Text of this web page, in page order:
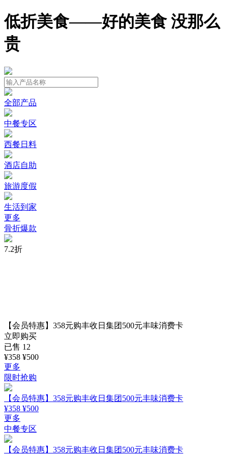
低折美食——好的美食 没那么
贵
全部产品
中餐专区
西餐日料
酒店自助
旅游度假
生活到家
更多
骨折爆款
7.2折
【会员特惠】358元购丰收日集团500元丰味消费卡
立即购买
已售 12
¥358 ¥500
更多
限时抢购
【会员特惠】358元购丰收日集团500元丰味消费卡
¥358 ¥500
更多
中餐专区
【会员特惠】358元购丰收日集团500元丰味消费卡